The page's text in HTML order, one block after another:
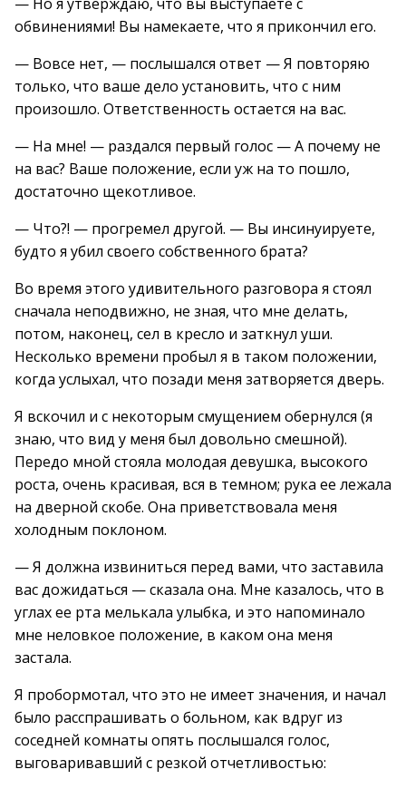
обвинениями! Вы намекаете, что я прикончил его.
— Вовсе нет, — послышался ответ — Я повторяю
только, что ваше дело установить, что с ним
произошло. Ответственность остается на вас.
— На мне! — раздался первый голос — А почему не
на вас? Ваше положение, если уж на то пошло,
достаточно щекотливое.
— Что?! — прогремел другой. — Вы инсинуируете,
будто я убил своего собственного брата?
Во время этого удивительного разговора я стоял
сначала неподвижно, не зная, что мне делать,
потом, наконец, сел в кресло и заткнул уши.
Несколько времени пробыл я в таком положении,
когда услыхал, что позади меня затворяется дверь.
Я вскочил и с некоторым смущением обернулся (я
знаю, что вид у меня был довольно смешной).
Передо мной стояла молодая девушка, высокого
роста, очень красивая, вся в темном; рука ее лежала
на дверной скобе. Она приветствовала меня
холодным поклоном.
— Я должна извиниться перед вами, что заставила
вас дожидаться — сказала она. Мне казалось, что в
углах ее рта мелькала улыбка, и это напоминало
мне неловкое положение, в каком она меня
застала.
Я пробормотал, что это не имеет значения, и начал
было расспрашивать о больном, как вдруг из
соседней комнаты опять послышался голос,
выговаривавший с резкой отчетливостью: